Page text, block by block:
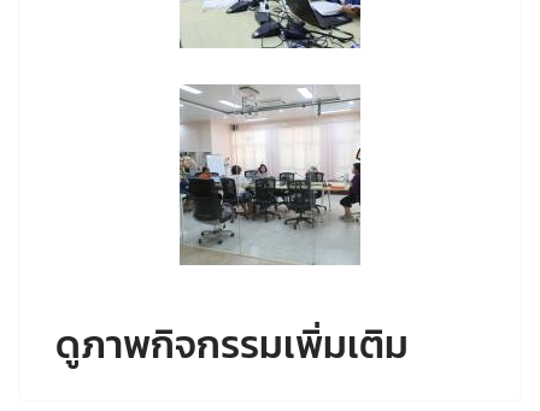
ดูภาพกิจกรรมเพิ่มเติม